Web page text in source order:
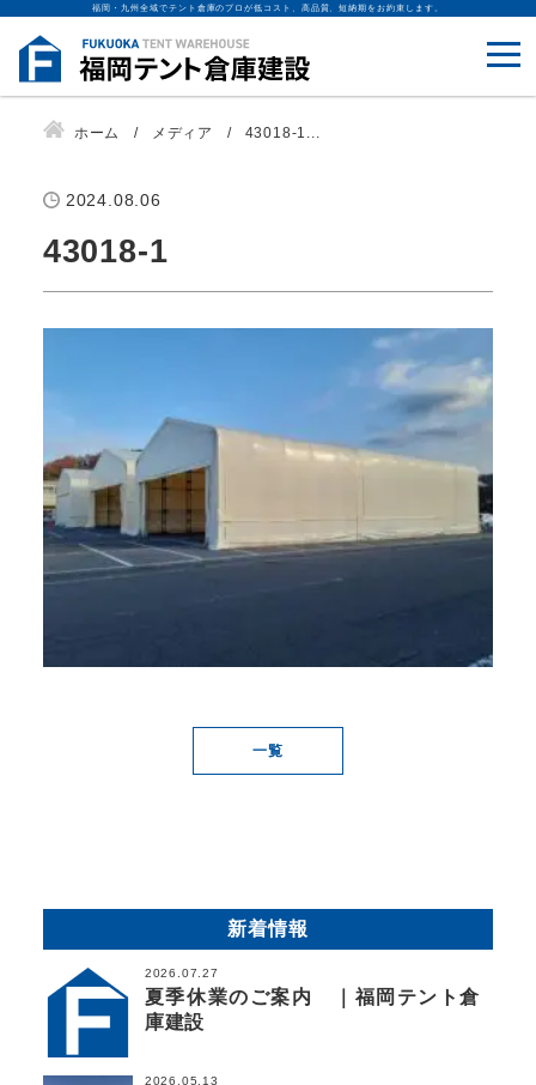
福岡・九州全域でテント倉庫のプロが低コスト、高品質、短納期をお約束します。
ホーム メディア 43018-1...
2024.08.06
43018-1
一覧
新着情報
2026.07.27
夏季休業のご案内 ｜福岡テント倉
庫建設
2026.05.13